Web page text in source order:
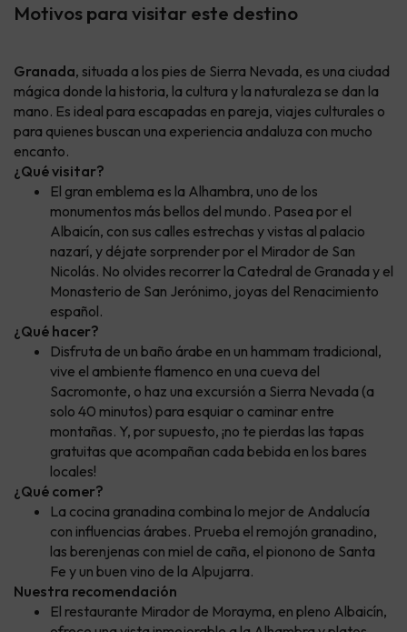
Motivos para visitar este destino
Granada, situada a los pies de Sierra Nevada, es una ciudad
mágica donde la historia, la cultura y la naturaleza se dan la
mano. Es ideal para escapadas en pareja, viajes culturales o
para quienes buscan una experiencia andaluza con mucho
encanto.
¿Qué visitar?
El gran emblema es la Alhambra, uno de los
monumentos más bellos del mundo. Pasea por el
Albaicín, con sus calles estrechas y vistas al palacio
nazarí, y déjate sorprender por el Mirador de San
Nicolás. No olvides recorrer la Catedral de Granada y el
Monasterio de San Jerónimo, joyas del Renacimiento
español.
¿Qué hacer?
Disfruta de un baño árabe en un hammam tradicional,
vive el ambiente flamenco en una cueva del
Sacromonte, o haz una excursión a Sierra Nevada (a
solo 40 minutos) para esquiar o caminar entre
montañas. Y, por supuesto, ¡no te pierdas las tapas
gratuitas que acompañan cada bebida en los bares
locales!
¿Qué comer?
La cocina granadina combina lo mejor de Andalucía
con influencias árabes. Prueba el remojón granadino,
las berenjenas con miel de caña, el pionono de Santa
Fe y un buen vino de la Alpujarra.
Nuestra recomendación
El restaurante Mirador de Morayma, en pleno Albaicín,